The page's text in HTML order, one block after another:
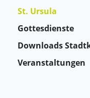
St. Ursula
Gottesdienste
Downloads
Veranstaltungen